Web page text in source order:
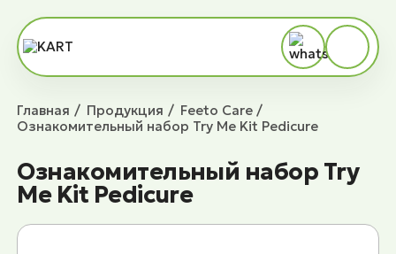
Главная Продукция
Feeto Сare
Ознакомительный набор Try Me Kit Pedicure
Ознакомительный набор Try
Me Kit Pedicure